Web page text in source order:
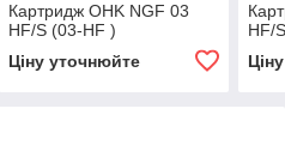
Картридж OHK NGF 03
HF/S (03-HF )
Ціну уточнюйте
HF/